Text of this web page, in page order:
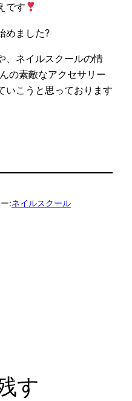
です
めました?
、ネイルスクールの情
の素敵なアクセサリー
いこうと思っております
:ネイルスクール
す